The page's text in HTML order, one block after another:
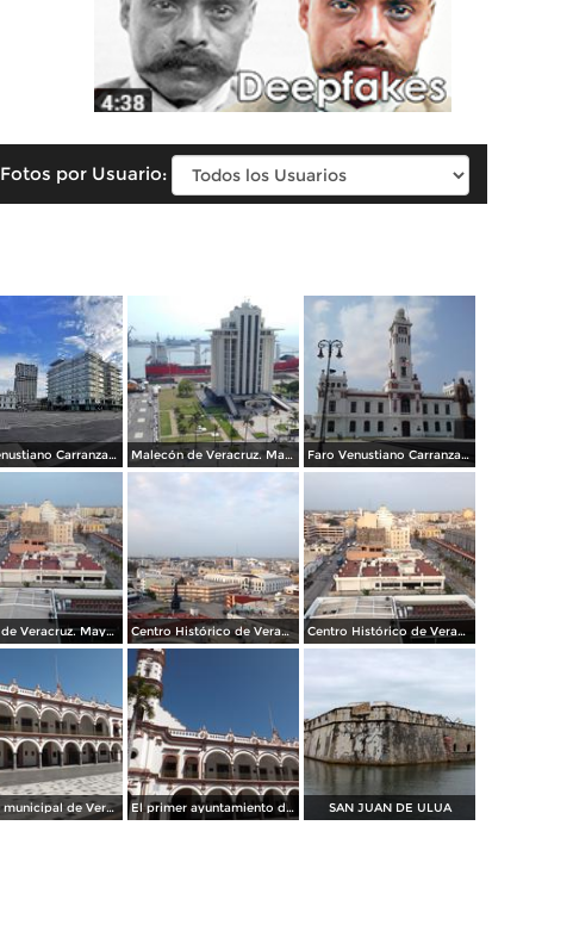
Fotos por Usuario:
Faro Venustiano Carranza y Hotel Emporio Malecón de Veracruz. Mayo/2018 Faro Venustiano Carranza. Mayo/2018
Ciudad de Veracruz. Mayo/2018 Centro Histórico de Veracruz. Junio/2018 Centro Histórico de Veracruz. Junio/2018
Palacio municipal de Veracruz. Enero/2013 El primer ayuntamiento de América. Veracruz. Enero/2013 SAN JUAN DE ULUA